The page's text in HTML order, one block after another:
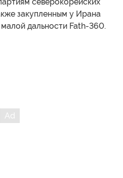
закупленным у Ирана
дальности Fath-360.